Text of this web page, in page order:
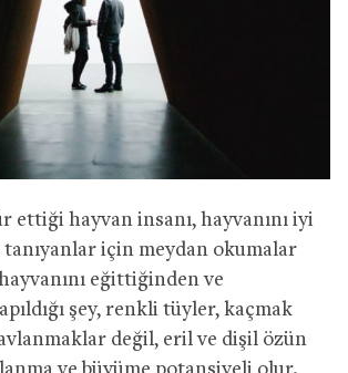
ettiği hayvan insanı, hayvanını iyi
için meydan okumalar
eğittiğinden ve
şey, renkli tüyler, kaçmak
değil, eril ve dişil özün